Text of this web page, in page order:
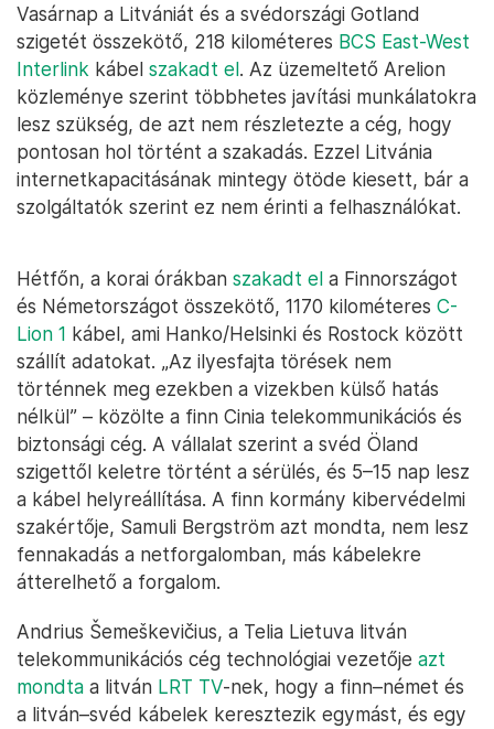
Vasárnap a Litvániát és a svédországi Gotland
szigetét összekötő, 218 kilométeres BCS East-West
Interlink kábel szakadt el. Az üzemeltető Arelion
közleménye szerint többhetes javítási munkálatokra
lesz szükség, de azt nem részletezte a cég, hogy
pontosan hol történt a szakadás. Ezzel Litvánia
internetkapacitásának mintegy ötöde kiesett, bár a
szolgáltatók szerint ez nem érinti a felhasználókat.
Hétfőn, a korai órákban szakadt el a Finnországot
és Németországot összekötő, 1170 kilométeres C-
Lion 1 kábel, ami Hanko/Helsinki és Rostock között
szállít adatokat. „Az ilyesfajta törések nem
történnek meg ezekben a vizekben külső hatás
nélkül” – közölte a finn Cinia telekommunikációs és
biztonsági cég. A vállalat szerint a svéd Öland
szigettől keletre történt a sérülés, és 5–15 nap lesz
a kábel helyreállítása. A finn kormány kibervédelmi
szakértője, Samuli Bergström azt mondta, nem lesz
fennakadás a netforgalomban, más kábelekre
átterelhető a forgalom.
Andrius Šemeškevičius, a Telia Lietuva litván
telekommunikációs cég technológiai vezetője azt
mondta a litván LRT TV-nek, hogy a finn–német és
a litván–svéd kábelek keresztezik egymást, és egy